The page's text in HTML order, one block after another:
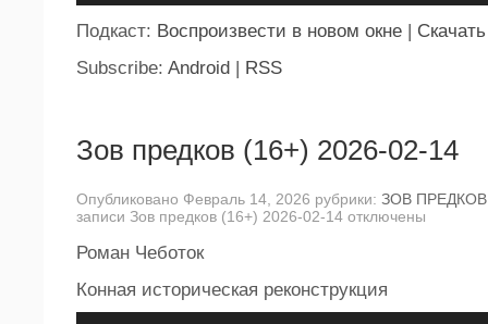
Подкаст: Воспроизвести в новом окне | Скачать
Subscribe: Android | RSS
Зов предков (16+) 2026-02-14
Опубликовано Февраль 14, 2026 рубрики: ЗОВ ПРЕДКОВ
записи Зов предков (16+) 2026-02-14 отключены
Роман Чеботок
Конная историческая реконструкция